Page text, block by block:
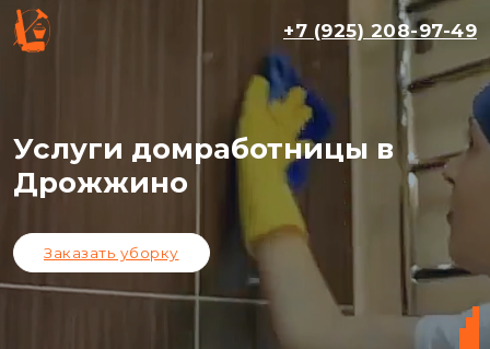
+7 (925) 208-97-49
Услуги домработницы в
Дрожжино
Заказать уборку